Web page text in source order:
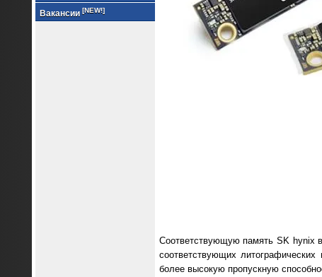
Вакансии [NEW!]
Соответствующую память SK hynix
соответствующих
более высокую пропускную